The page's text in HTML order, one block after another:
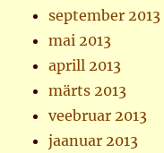
september 2013
mai 2013
aprill 2013
märts 2013
veebruar 2013
jaanuar 2013